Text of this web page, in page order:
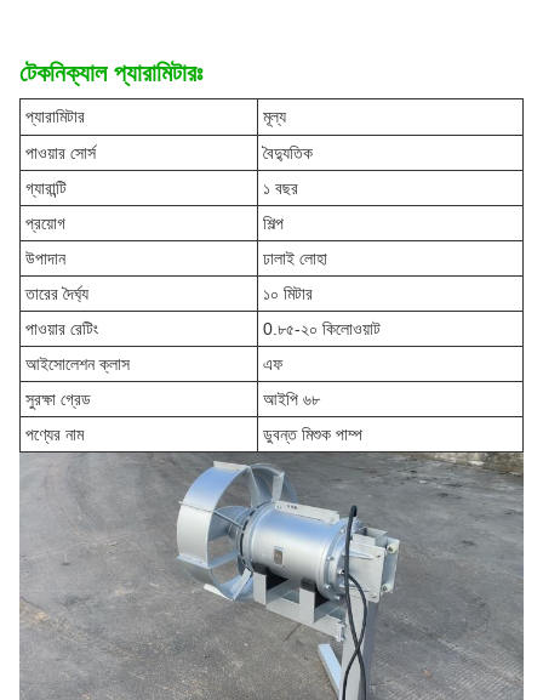
টেকনিক্যাল প্যারামিটারঃ
প্যারামিটার
মূল্য
পাওয়ার সোর্স
বৈদ্যুতিক
গ্যারান্টি
১ বছর
প্রয়োগ
শিল্প
উপাদান
ঢালাই লোহা
তারের দৈর্ঘ্য
১০ মিটার
পাওয়ার রেটিং
0.৮৫-২০ কিলোওয়াট
আইসোলেশন ক্লাস
এফ
সুরক্ষা গ্রেড
আইপি ৬৮
পণ্যের নাম
ডুবন্ত মিশুক পাম্প